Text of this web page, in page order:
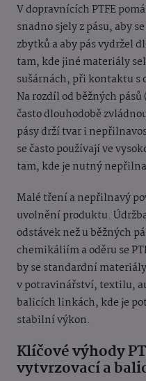
V dopravnících PTFE
snadno sjely z pásu, aby
zbytků a aby pás vydržel
tam, kde jiné materiály
sušárnách, při kontaktu s
Na rozdíl od běžných
často dlouhodobě
pásy drží tvar i
se často používají ve
tam, kde je nutný
Malé tření a nepřilnavý
uvolnění produktu.
odstávek než u běžných
chemikáliím a oděru se
by se standardní
v potravinářství, textilu,
balicích linkách, kde je
stabilní výkon.
Klíčové výhody
vytvrzovací a